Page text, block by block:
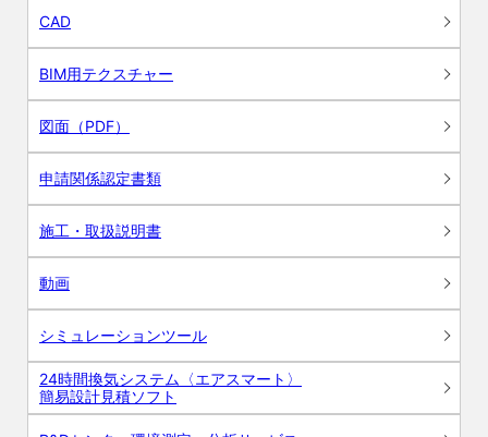
CAD
BIM用テクスチャー
図面（PDF）
申請関係認定書類
施工・取扱説明書
動画
シミュレーションツール
24時間換気システム〈エアスマート〉
簡易設計見積ソフト